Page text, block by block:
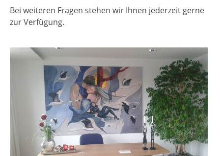
Bei weiteren Fragen stehen wir Ihnen jederzeit gerne
zur Verfügung.